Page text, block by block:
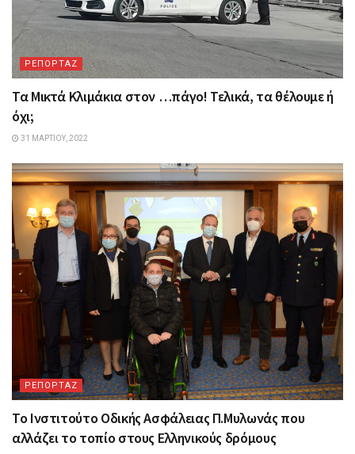
ΡΕΠΟΡΤΑΖ
Τα Mικτά Kλιμάκια στον …πάγο! Τελικά, τα θέλουμε ή
όχι;
31 ΜΑΡΤΊΟΥ, 2022
ΡΕΠΟΡΤΑΖ
Το Ινστιτούτο Οδικής Ασφάλειας Π.Μυλωνάς που
αλλάζει το τοπίο στους Ελληνικούς δρόμους